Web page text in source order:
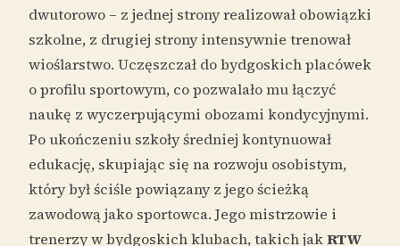
dwutorowo – z jednej strony realizował obowiązki
szkolne, z drugiej strony intensywnie trenował
wioślarstwo. Uczęszczał do bydgoskich placówek
o profilu sportowym, co pozwalało mu łączyć
naukę z wyczerpującymi obozami kondycyjnymi.
Po ukończeniu szkoły średniej kontynuował
edukację, skupiając się na rozwoju osobistym,
który był ściśle powiązany z jego ścieżką
zawodową jako sportowca. Jego mistrzowie i
trenerzy w bydgoskich klubach, takich jakRTW